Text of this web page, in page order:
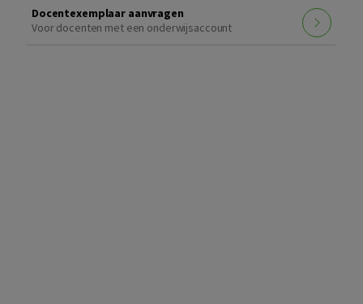
Docentexemplaar aanvragen
Voor docenten met een onderwijsaccount